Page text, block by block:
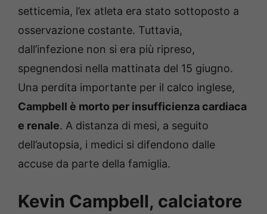
setticemia, l’ex atleta era stato sottoposto a
osservazione costante. Tuttavia,
dall’infezione non si era più ripreso,
spegnendosi nella mattinata del 15 giugno.
Una perdita importante per il calco inglese,
Campbell è morto per insufficienza cardiaca
e renale. A distanza di mesi, a seguito
dell’autopsia, i medici si difendono dalle
accuse da parte della famiglia.
Kevin Campbell, calciatore